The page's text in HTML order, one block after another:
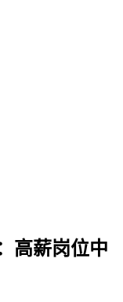
高薪岗位中